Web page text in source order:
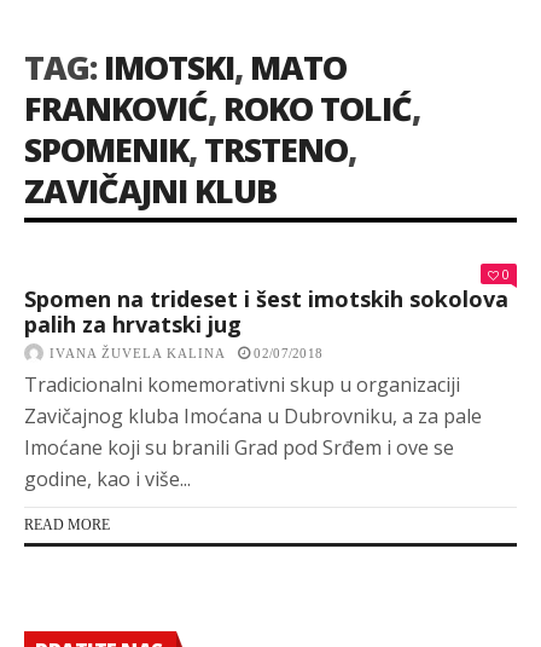
TAG:IMOTSKI, MATO
FRANKOVIĆ, ROKO TOLIĆ,
SPOMENIK,TRSTENO,
ZAVIČAJNI KLUB
0
Spomen na trideset i šest imotskih sokolova
palih za hrvatski jug
IVANA ŽUVELA KALINA 02/07/2018
Tradicionalni komemorativni skup u organizaciji
Zavičajnog kluba Imoćana u Dubrovniku, a za pale
Imoćane koji su branili Grad pod Srđem i ove se
godine, kao i više...
READ MORE